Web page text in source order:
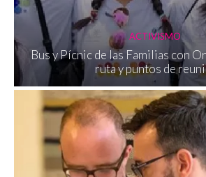
ACTIVISMO
Bus y Pícnic de las Familias con
ruta y puntos de